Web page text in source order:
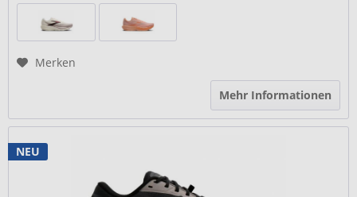
Merken
Mehr Informationen
NEU